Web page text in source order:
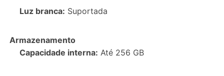
Luz branca: Suportada
Armazenamento
Capacidade interna: Até 256 GB